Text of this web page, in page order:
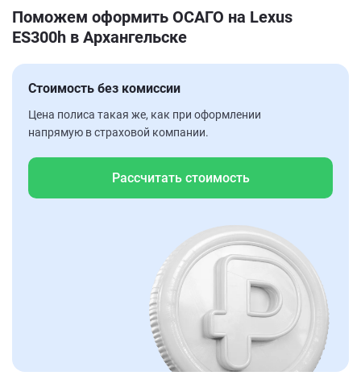
Поможем оформить ОСАГО на Lexus
ES300h в Архангельске
Стоимость без комиссии
Цена полиса такая же, как при оформлении
напрямую в страховой компании.
Рассчитать стоимость